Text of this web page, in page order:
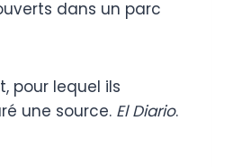
dans un parc
pour lequel ils
une source. El Diario.